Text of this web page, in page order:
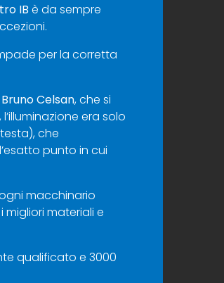
IB è da sempre
per la corretta
Bruno Celsan, che si
era solo
che
punto in cui
macchinario
materiali e
qualificato e 3000